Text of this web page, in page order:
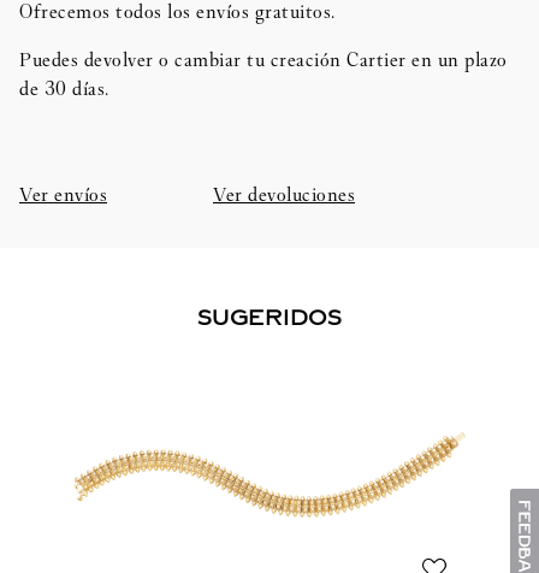
Ofrecemos todos los envíos gratuitos.
Puedes devolver o cambiar tu creación Cartier en un plazo
de 30 días.​
Ver envíos Ver devoluciones
SUGERIDOS